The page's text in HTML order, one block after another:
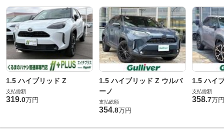
1.5 ハイブリッド Z
支払総額
319.0万円
1.5 ハイブリッド Z ウルバ
ーノ
支払総額
354.8万円
1.5 ハイ
支払総額
358.7万円